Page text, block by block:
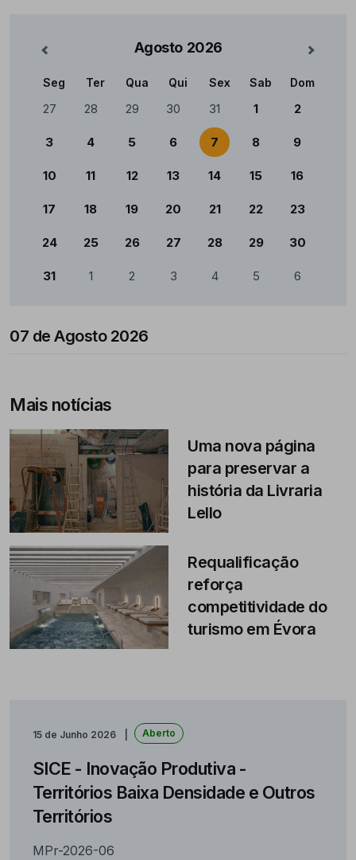
Agosto 2026 Mês
Calendário
Seg Ter Qua Qui Sex Sab Dom
27 28 29 30 31 1 2
3 4 5 6 7 8 9
10 11 12 13 14 15 16
17 18 19 20 21 22 23
24 25 26 27 28 29 30
31 1 2 3 4 5 6
07 de Agosto 2026
Mais notícias
Uma nova página
para preservar a
história da Livraria
Lello
Requalificação
reforça
competitividade do
turismo em Évora
15 de Junho 2026 Aberto
SICE - Inovação Produtiva -
Territórios Baixa Densidade e Outros
Territórios
MPr-2026-06